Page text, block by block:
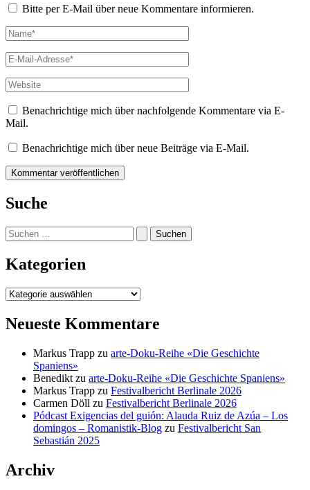
Bitte per E-Mail über neue Kommentare informieren.
Name*
E-
Mail-
Adresse*
Website
Benachrichtige mich über nachfolgende Kommentare via E-
Mail.
Benachrichtige mich über neue Beiträge via E-Mail.
Suche
Suchen
nach:
Kategorien
Kategorien
Neueste Kommentare
Markus Trapp zu arte-Doku-Reihe «Die Geschichte
Spaniens»
Benedikt zu arte-Doku-Reihe «Die Geschichte Spaniens»
Markus Trapp zu Festivalbericht Berlinale 2026
Carmen Döll zu Festivalbericht Berlinale 2026
Pódcast Exigencias del guión: Alauda Ruiz de Azúa – Los
domingos – Romanistik-Blog zu Festivalbericht San
Sebastián 2025
Archiv